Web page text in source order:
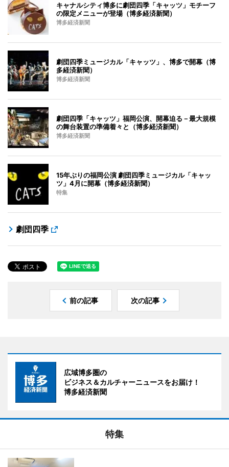
キャナルシティ博多に劇団四季「キャッツ」モチーフ
の限定メニューが登場（博多経済新聞）
博多経済新聞
劇団四季ミュージカル「キャッツ」、博多で開幕（博
多経済新聞）
博多経済新聞
劇団四季「キャッツ」福岡公演、開幕迫る－最大規模
の舞台装置の準備着々と（博多経済新聞）
博多経済新聞
15年ぶりの福岡公演 劇団四季ミュージカル「キャッ
ツ」4月に開幕（博多経済新聞）
特集
劇団四季
前の記事 次の記事
広域博多圏の
ビジネス＆カルチャーニュースをお届け！
博多経済新聞
特集